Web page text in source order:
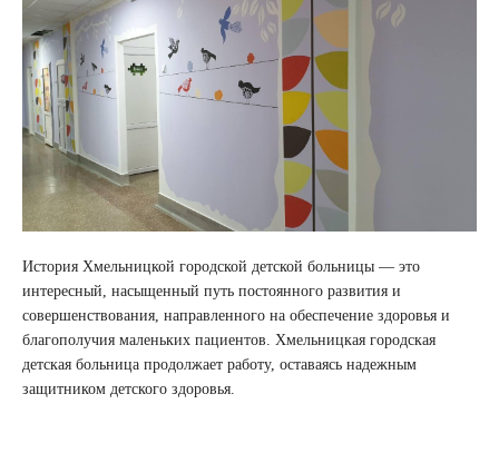
История Хмельницкой городской детской больницы — это
интересный, насыщенный путь постоянного развития и
совершенствования, направленного на обеспечение здоровья и
благополучия маленьких пациентов. Хмельницкая городская
детская больница продолжает работу, оставаясь надежным
защитником детского здоровья.